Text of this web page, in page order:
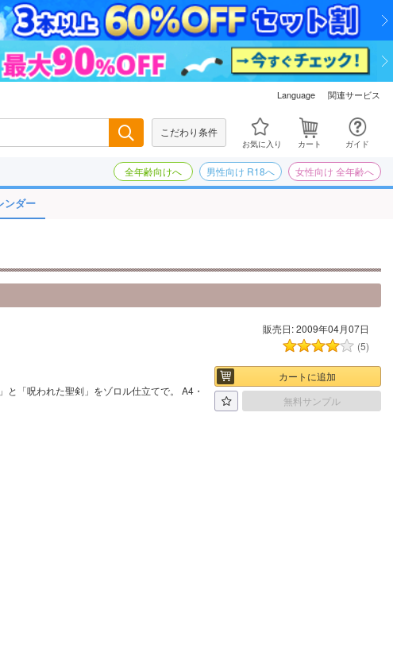
Language 関連サービス
こだわり条件
お気に入り カート ガイド
全年齢向けへ 男性向け R18へ 女性向け 全年齢へ
ンダー
「呪われた聖剣」をゾロル仕立てで。 A4・
販売日: 2009年04月07日
(5)
カートに追加
無料サンプル